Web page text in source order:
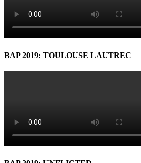
BAP 2019: TOULOUSE LAUTREC